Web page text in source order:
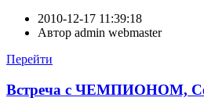
2010-12-17 11:39:18
Автор admin webmaster
Перейти
Встреча с ЧЕМПИОНОМ,